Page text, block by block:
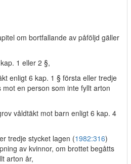
om bortfallande av påföljd gäller
1 eller 2 §,
enligt 6 kap. 1 § första eller tredje
en person som inte fyllt arton
våldtäkt mot barn enligt 6 kap. 4
tredje stycket lagen (1982:316)
av kvinnor, om brottet begåtts
arton år,